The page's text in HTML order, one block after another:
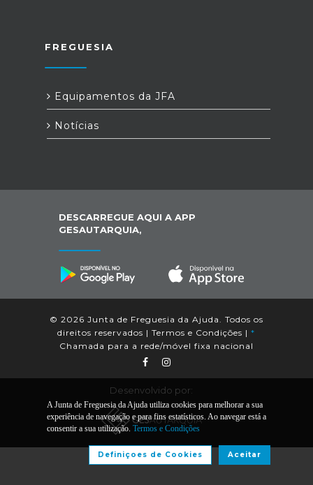
FREGUESIA
Equipamentos da JFA
Notícias
DESCARREGUE AQUI A APP
GESAUTARQUIA,
© 2026 Junta de Freguesia da Ajuda. Todos os
direitos reservados | Termos e Condições | *
Chamada para a rede/móvel fixa nacional
Desenvolvido por:
A Junta de Freguesia da Ajuda utiliza cookies para melhorar a sua
experiência de navegação e para fins estatísticos. Ao navegar está a
consentir a sua utilização. Termos e Condições
Aceitar
Definiçoes de Cookies